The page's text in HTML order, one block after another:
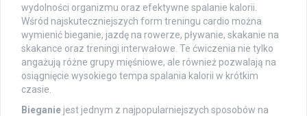
wydolności organizmu oraz efektywne spalanie kalorii.
Wśród najskuteczniejszych form treningu cardio można
wymienić bieganie, jazdę na rowerze, pływanie, skakanie na
skakance oraz treningi interwałowe. Te ćwiczenia nie tylko
angażują różne grupy mięśniowe, ale również pozwalają na
osiągnięcie wysokiego tempa spalania kalorii w krótkim
czasie.
Bieganie jest jednym z najpopularniejszych sposobów na